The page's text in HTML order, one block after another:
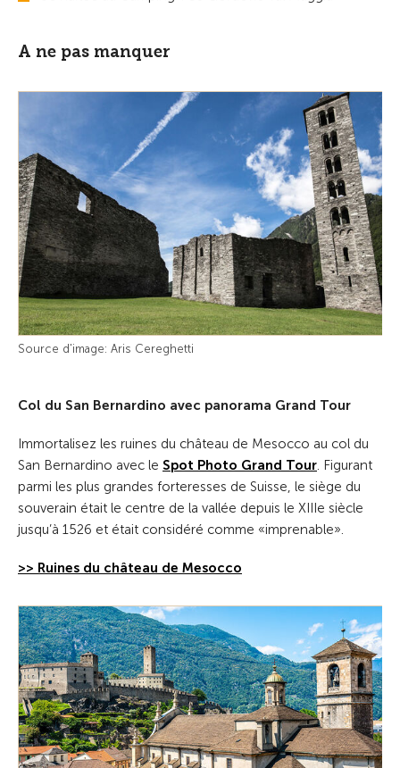
A ne pas manquer
Source d'image: Aris Cereghetti
Col du San Bernardino avec panorama Grand Tour
Immortalisez les ruines du château de Mesocco au col du
San Bernardino avec le Spot Photo Grand Tour. Figurant
parmi les plus grandes forteresses de Suisse, le siège du
souverain était le centre de la vallée depuis le XIIIe siècle
jusqu’à 1526 et était considéré comme «imprenable».
>> Ruines du château de Mesocco